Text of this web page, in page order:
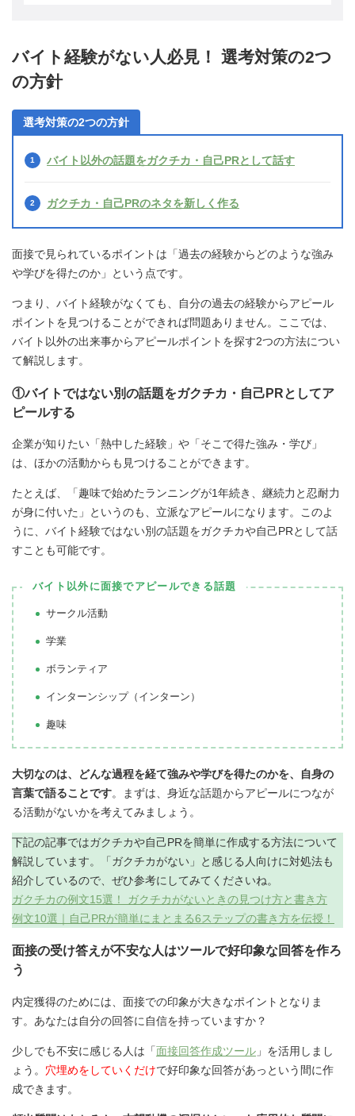
バイト経験がない人必見！ 選考対策の2つ
の方針
選考対策の2つの方針
バイト以外の話題をガクチカ・自己PRとして話す
ガクチカ・自己PRのネタを新しく作る
面接で見られているポイントは「過去の経験からどのような強み
や学びを得たのか」という点です。
つまり、バイト経験がなくても、自分の過去の経験からアピール
ポイントを見つけることができれば問題ありません。ここでは、
バイト以外の出来事からアピールポイントを探す2つの方法につい
て解説します。
①バイトではない別の話題をガクチカ・自己PRとしてア
ピールする
企業が知りたい「熱中した経験」や「そこで得た強み・学び」
は、ほかの活動からも見つけることができます。
たとえば、「趣味で始めたランニングが1年続き、継続力と忍耐力
が身に付いた」というのも、立派なアピールになります。このよ
うに、バイト経験ではない別の話題をガクチカや自己PRとして話
すことも可能です。
バイト以外に面接でアピールできる話題
サークル活動
学業
ボランティア
インターンシップ（インターン）
趣味
大切なのは、どんな過程を経て強みや学びを得たのかを、自身の
言葉で語ることです。まずは、身近な話題からアピールにつなが
る活動がないかを考えてみましょう。
下記の記事ではガクチカや自己PRを簡単に作成する方法について
解説しています。「ガクチカがない」と感じる人向けに対処法も
紹介しているので、ぜひ参考にしてみてくださいね。
ガクチカの例文15選！ ガクチカがないときの見つけ方と書き方
例文10選｜自己PRが簡単にまとまる6ステップの書き方を伝授！
面接の受け答えが不安な人はツールで好印象な回答を作ろ
う
内定獲得のためには、面接での印象が大きなポイントとなりま
す。あなたは自分の回答に自信を持っていますか？
少しでも不安に感じる人は「面接回答作成ツール 」を活用しまし
ょう。 穴埋めをしていくだけで好印象な回答があっという間に作
成できます。